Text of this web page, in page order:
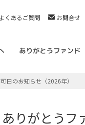
くあるご質問 お問合せ
ありがとうファンド
日のお知らせ（2026年）
ありがとうフ